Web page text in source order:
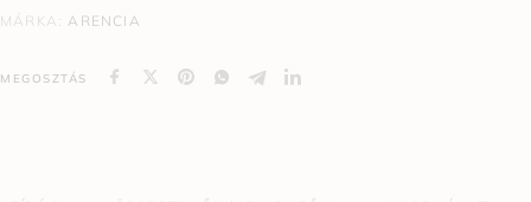
MÁRKA:ARENCIA
MEGOSZTÁS